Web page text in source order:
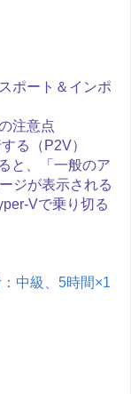
ポート＆インポ
注意点
る（P2V）
と、「一般のア
ジが表示される
Vで乗り切る
中級、5時間×1